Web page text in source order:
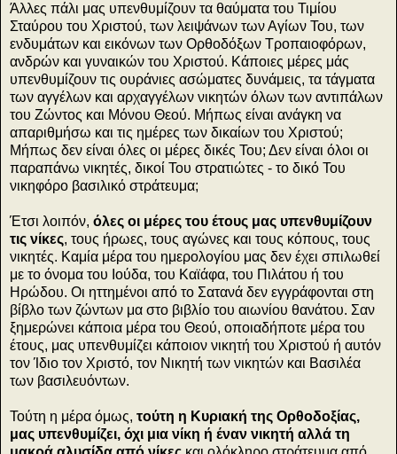
Άλλες πάλι μας υπενθυμίζουν τα θαύματα του Τιμίου
Σταύρου του Χριστού, των λειψάνων των Αγίων Του, των
ενδυμάτων και εικόνων των Ορθοδόξων Τροπαιοφόρων,
ανδρών και γυναικών του Χριστού. Κάποιες μέρες μάς
υπενθυμίζουν τις ουράνιες ασώματες δυνάμεις, τα τάγματα
των αγγέλων και αρχαγγέλων νικητών όλων των αντιπάλων
του Ζώντος και Μόνου Θεού. Μήπως είναι ανάγκη να
απαριθμήσω και τις ημέρες των δικαίων του Χριστού;
Μήπως δεν είναι όλες οι μέρες δικές Του; Δεν είναι όλοι οι
παραπάνω νικητές, δικοί Του στρατιώτες - το δικό Του
νικηφόρο βασιλικό στράτευμα;
Έτσι λοιπόν, όλες οι μέρες του έτους μας υπενθυμίζουν
τις νίκες, τους ήρωες, τους αγώνες και τους κόπους, τους
νικητές. Καμία μέρα του ημερολογίου μας δεν έχει σπιλωθεί
με το όνομα του Ιούδα, του Καϊάφα, του Πιλάτου ή του
Ηρώδου. Οι ηττημένοι από το Σατανά δεν εγγράφονται στη
βίβλο των ζώντων μα στο βιβλίο του αιωνίου θανάτου. Σαν
ξημερώνει κάποια μέρα του Θεού, οποιαδήποτε μέρα του
έτους, μας υπενθυμίζει κάποιον νικητή του Χριστού ή αυτόν
τον Ίδιο τον Χριστό, τον Νικητή των νικητών και Βασιλέα
των βασιλευόντων.
Τούτη η μέρα όμως, τούτη η Κυριακή της Ορθοδοξίας,
μας υπενθυμίζει, όχι μια νίκη ή έναν νικητή αλλά τη